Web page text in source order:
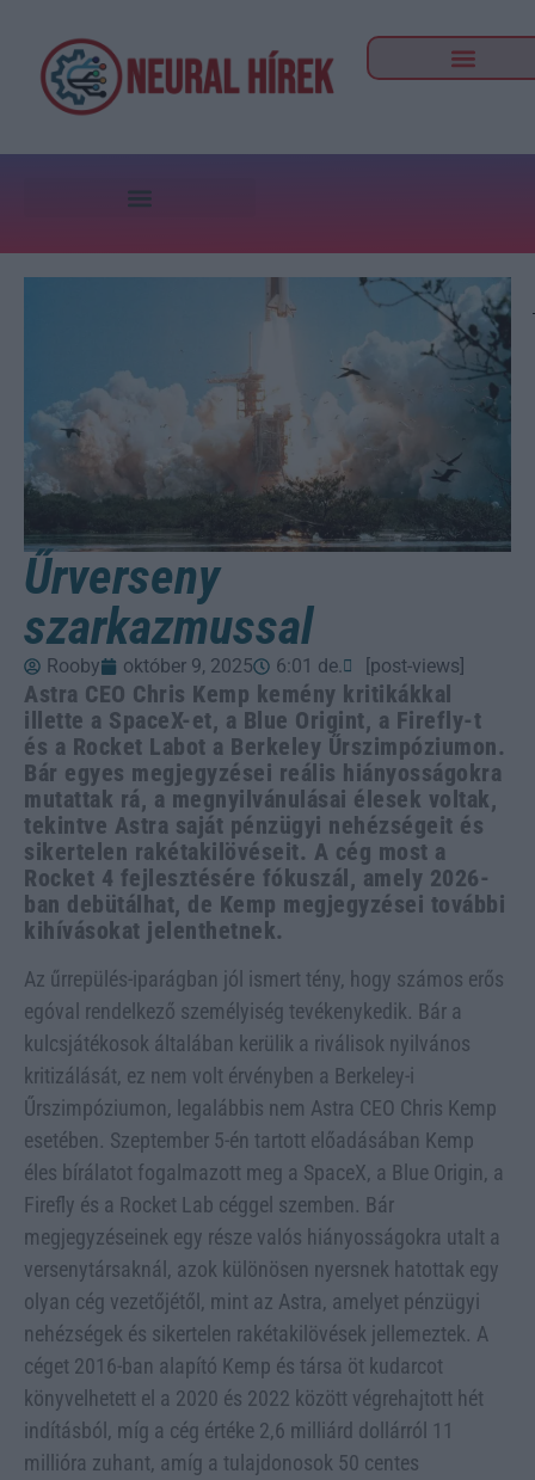
Űrverseny
szarkazmussal
Rooby október 9, 2025 6:01 de. [post-views]
Astra CEO Chris Kemp kemény kritikákkal
illette a SpaceX-et, a Blue Origint, a Firefly-t
és a Rocket Labot a Berkeley Űrszimpóziumon.
Bár egyes megjegyzései reális hiányosságokra
mutattak rá, a megnyilvánulásai élesek voltak,
tekintve Astra saját pénzügyi nehézségeit és
sikertelen rakétakilövéseit. A cég most a
Rocket 4 fejlesztésére fókuszál, amely 2026-
ban debütálhat, de Kemp megjegyzései további
kihívásokat jelenthetnek.
Az űrrepülés-iparágban jól ismert tény, hogy számos erős
egóval rendelkező személyiség tevékenykedik. Bár a
kulcsjátékosok általában kerülik a riválisok nyilvános
kritizálását, ez nem volt érvényben a Berkeley-i
Űrszimpóziumon, legalábbis nem Astra CEO Chris Kemp
esetében. Szeptember 5-én tartott előadásában Kemp
éles bírálatot fogalmazott meg a SpaceX, a Blue Origin, a
Firefly és a Rocket Lab céggel szemben. Bár
megjegyzéseinek egy része valós hiányosságokra utalt a
versenytársaknál, azok különösen nyersnek hatottak egy
olyan cég vezetőjétől, mint az Astra, amelyet pénzügyi
nehézségek és sikertelen rakétakilövések jellemeztek. A
céget 2016-ban alapító Kemp és társa öt kudarcot
könyvelhetett el a 2020 és 2022 között végrehajtott hét
indításból, míg a cég értéke 2,6 milliárd dollárról 11
millióra zuhant, amíg a tulajdonosok 50 centes